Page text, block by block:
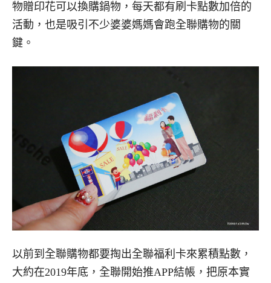
物贈印花可以換購鍋物，每天都有刷卡點數加倍的
活動，也是吸引不少婆婆媽媽會跑全聯購物的關
鍵。
以前到全聯購物都要掏出全聯福利卡來累積點數，
大約在2019年底，全聯開始推APP結帳，把原本實